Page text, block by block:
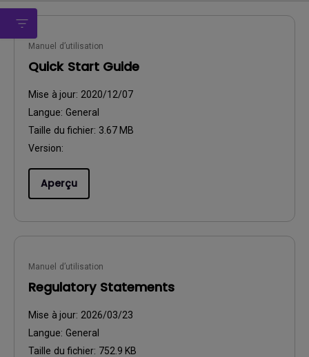
Manuel d’utilisation
Quick Start Guide
Mise à jour: 2020/12/07
Langue: General
Taille du fichier: 3.67 MB
Version:
Aperçu
Manuel d’utilisation
Regulatory Statements
Mise à jour: 2026/03/23
Langue: General
Taille du fichier: 752.9 KB